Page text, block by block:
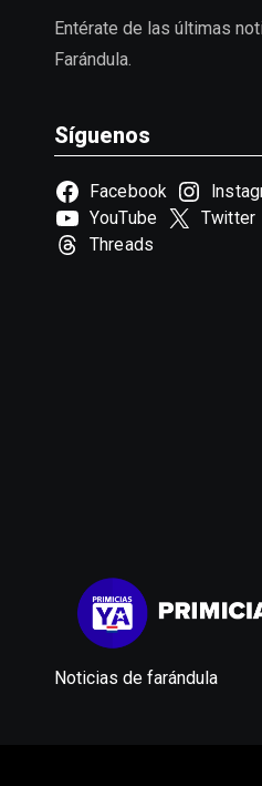
Entérate de las últimas
Farándula.
Síguenos
Facebook
YouTube
Twitter
Threads
Noticias de farándula